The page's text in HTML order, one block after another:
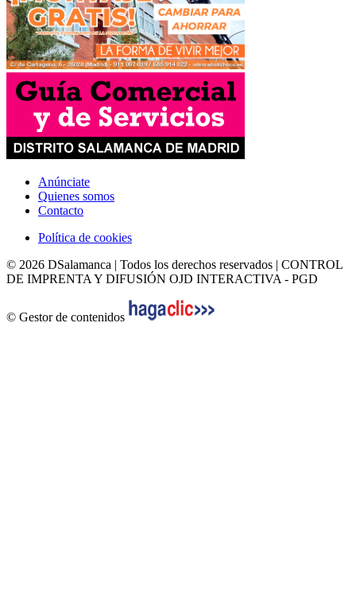
Anúnciate
Quienes somos
Contacto
Política de cookies
© 2026 DSalamanca | Todos los derechos reservados | CONTROL
DE IMPRENTA Y DIFUSIÓN OJD INTERACTIVA - PGD
© Gestor de contenidos